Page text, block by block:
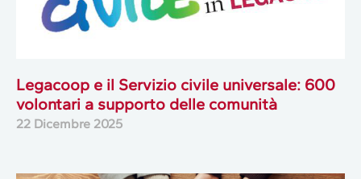
Legacoop e il Servizio civile universale: 600
volontari a supporto delle comunità
22 Dicembre 2025